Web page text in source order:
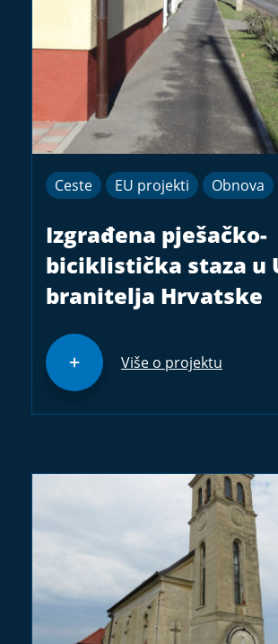
Ceste EU projekti Obnova
Izgrađena pješačko-
biciklistička staza u
branitelja Hrvatske
Više o projektu